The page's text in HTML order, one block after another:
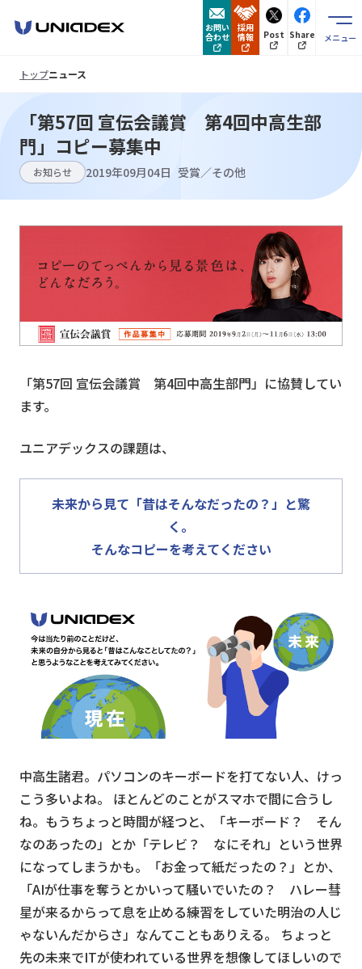
お問い
合わせ
採用
情報
Post Share メニュー
トップニュース
「第57回 宣伝会議賞 第4回中高生部
門」コピー募集中
お知らせ 2019年09月04日 受賞／その他
「第57回 宣伝会議賞 第4回中高生部門」に協賛してい
ます。
ユニアデックスの課題は、
未来から見て「昔はそんなだったの？」と驚
く。
そんなコピーを考えてください
中高生諸君。パソコンのキーボードを打てない人、けっ
こう多いよね。 ほとんどのことがスマホで間に合うし
ね。もうちょっと時間が経つと、「キーボード？ そん
なのあったの」とか「テレビ？ なにそれ」という世界
になってしまうかも。「お金って紙だったの？」とか、
「AIが仕事を奪うとかいって騒いでいたの？ ハレー彗
星が来るからって息を止める練習をしていた明治の人じ
ゃないんだからさ」なんてこともありえる。 ちょっと
先の未来でITが使われている世界を想像してほしいので